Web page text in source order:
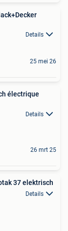
Details
25 mei 26
électrique
Details
26 mrt 25
37 elektrisch
Details